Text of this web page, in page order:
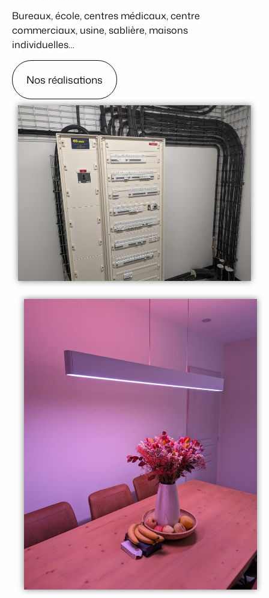
Bureaux, école, centres médicaux, centre
commerciaux, usine, sablière, maisons
individuelles…
Nos réalisations